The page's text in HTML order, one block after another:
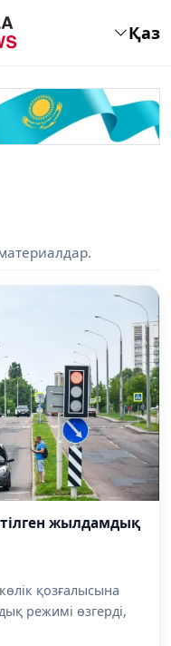
Қаз
жылдамдық
қозғалысына
режимі өзгерді,